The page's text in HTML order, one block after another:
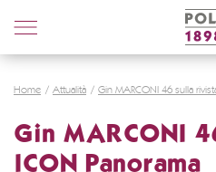
Home Attualità Gin MARCONI 46 sulla
Gin MARCONI
ICON Panorama